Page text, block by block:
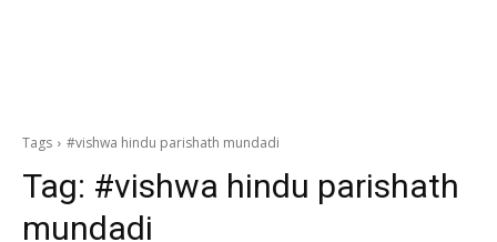
Tags #vishwa hindu parishath mundadi
Tag: #vishwa hindu parishath
mundadi